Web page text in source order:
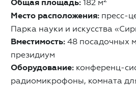
Общая площадь: 182 м
Место расположения: пресс-
Парка науки и искусства
Вместимость: 48 посадочных
президиум
Оборудование: конференц-
радиомикрофоны, комната